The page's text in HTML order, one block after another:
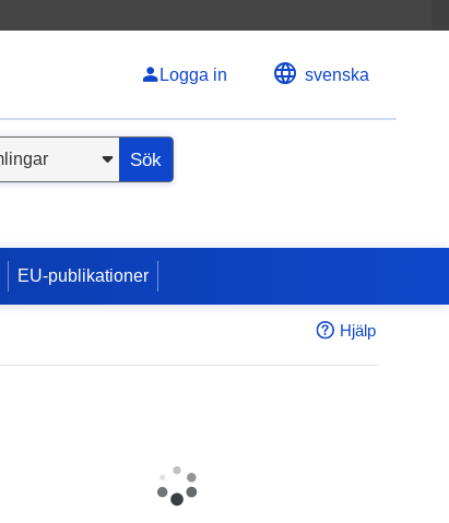
Logga in svenska
Sök
EU-publikationer
Hjälp